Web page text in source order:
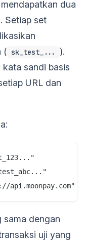
dua
Setiap set
( sk_test_...
).
sandi basis
URL dan
sama dengan
uji yang